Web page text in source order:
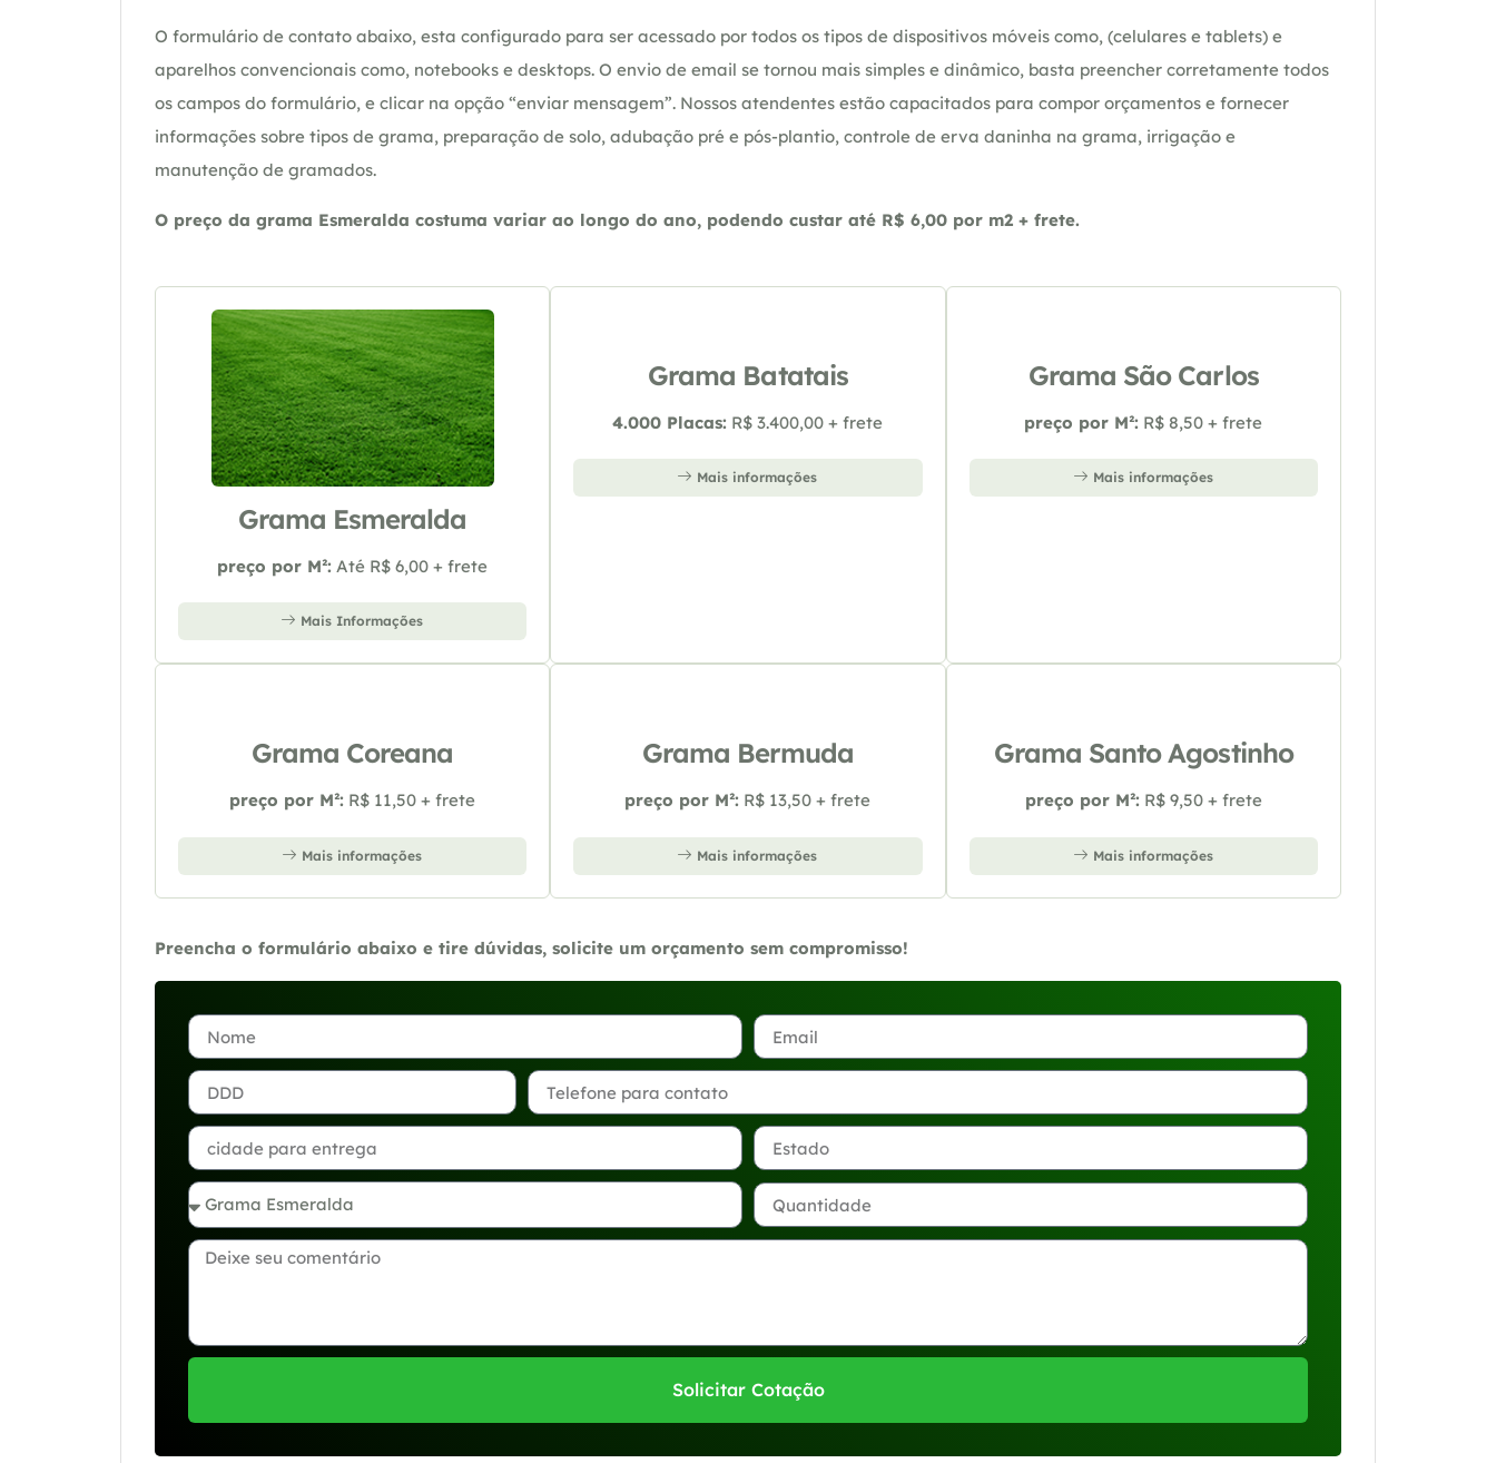
O formulário de contato abaixo, esta configurado para ser acessado por todos os tipos de dispositivos móveis como, (celulares e tablets) e
aparelhos convencionais como, notebooks e desktops. O envio de email se tornou mais simples e dinâmico, basta preencher corretamente todos
os campos do formulário, e clicar na opção “enviar mensagem”. Nossos atendentes estão capacitados para compor orçamentos e fornecer
informações sobre tipos de grama, preparação de solo, adubação pré e pós-plantio, controle de erva daninha na grama, irrigação e
manutenção de gramados.
O preço da grama Esmeralda costuma variar ao longo do ano, podendo custar até R$ 6,00 por m2 + frete.
Grama Esmeralda
preço por M²: Até R$ 6,00 + frete
Mais Informações
Grama Batatais
4.000 Placas: R$ 3.400,00 + frete
Mais informações
Grama São Carlos
preço por M²: R$ 8,50 + frete
Mais informações
Grama Coreana
preço por M²: R$ 11,50 + frete
Mais informações
Grama Bermuda
preço por M²: R$ 13,50 + frete
Mais informações
Grama Santo Agostinho
preço por M²: R$ 9,50 + frete
Mais informações
Preencha o formulário abaixo e tire dúvidas, solicite um orçamento sem compromisso!
Solicitar Cotação